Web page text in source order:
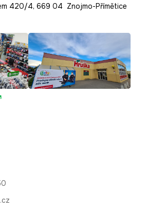
420/4, 669 04 Znojmo-Přímětice